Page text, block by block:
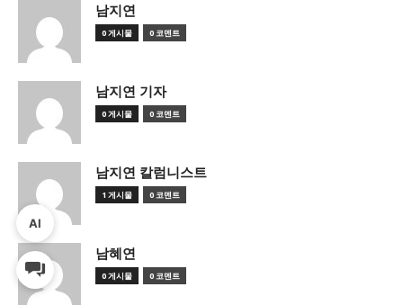
남지연
0 게시물 0 코멘트
남지연 기자
0 게시물 0 코멘트
남지연 칼럼니스트
1 게시물 0 코멘트
남혜연
0 게시물 0 코멘트
AI